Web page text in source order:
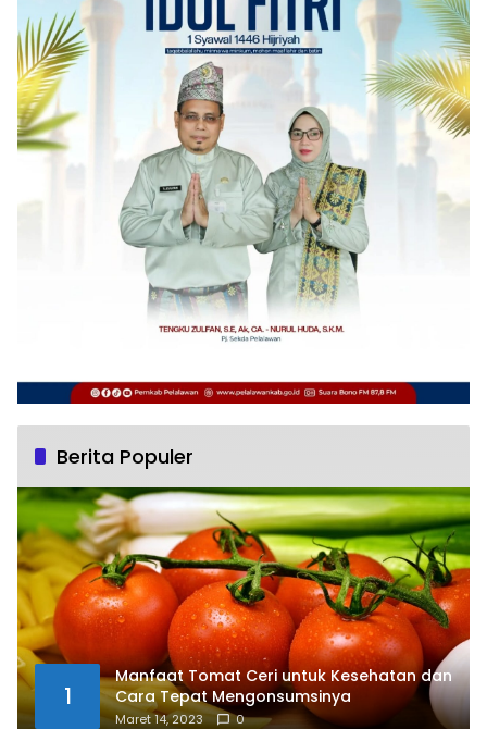
Berita Populer
1
Manfaat Tomat Ceri untuk Kesehatan dan
Cara Tepat Mengonsumsinya
Maret 14, 2023 0